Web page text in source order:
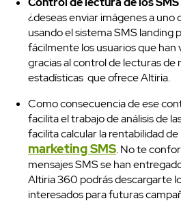
Precios
¿deseas enviar imágenes a uno
usando el sistema SMS landing
fácilmente los usuarios que han
gracias al control de lecturas de
estadísticas que ofrece Altiria.
Como consecuencia de ese
facilita el trabajo de análisis de
facilita calcular la rentabilidad
marketing SMS. No te
mensajes SMS se han
Altiria 360 podrás descargarte
interesados para futuras